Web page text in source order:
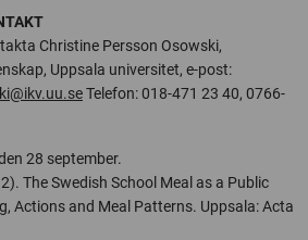
Christine Persson Osowski,
Uppsala universitet, e-post:
Telefon: 018-471 23 40, 0766-
28 september.
The Swedish School Meal as a Public
Actions and Meal Patterns. Uppsala: Acta